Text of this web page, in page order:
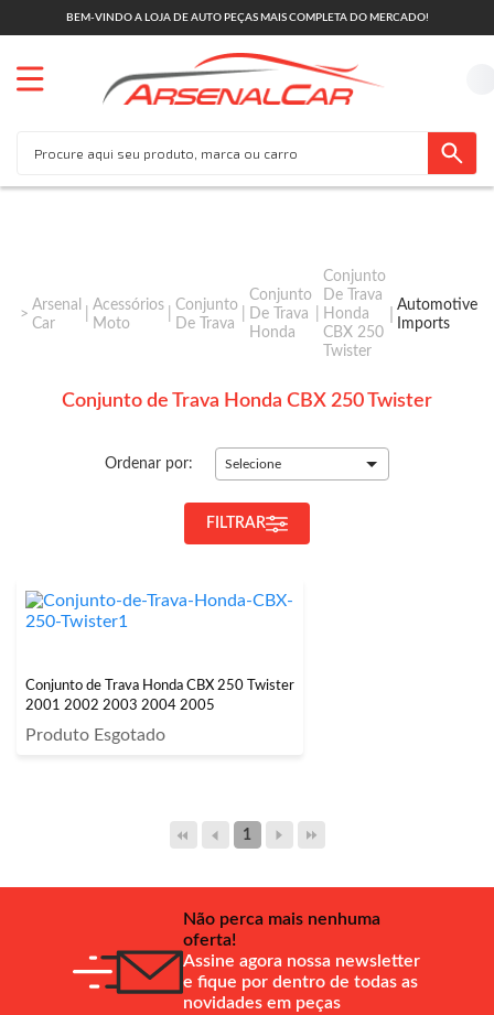
BEM-VINDO A LOJA DE AUTO PEÇAS MAIS COMPLETA DO MERCADO!
Arsenal
Car
Acessórios
Moto
Conjunto
De Trava
Conjunto
De Trava
Honda
Conjunto
De Trava
Honda
CBX 250
Twister
Automotive
Imports
Conjunto de Trava Honda CBX 250 Twister
Ordenar por: Selecione
FILTRAR
Conjunto de Trava Honda CBX 250 Twister
2001 2002 2003 2004 2005
Produto Esgotado
1
Não perca mais nenhuma
oferta!
Assine agora nossa newsletter
e fique por dentro de todas as
novidades em peças